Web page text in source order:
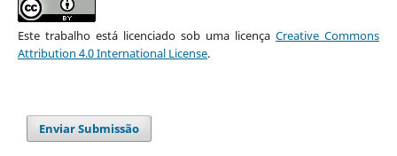
Este trabalho está licenciado sob uma licençaCreative Commons
Attribution 4.0 International License.
Enviar Submissão